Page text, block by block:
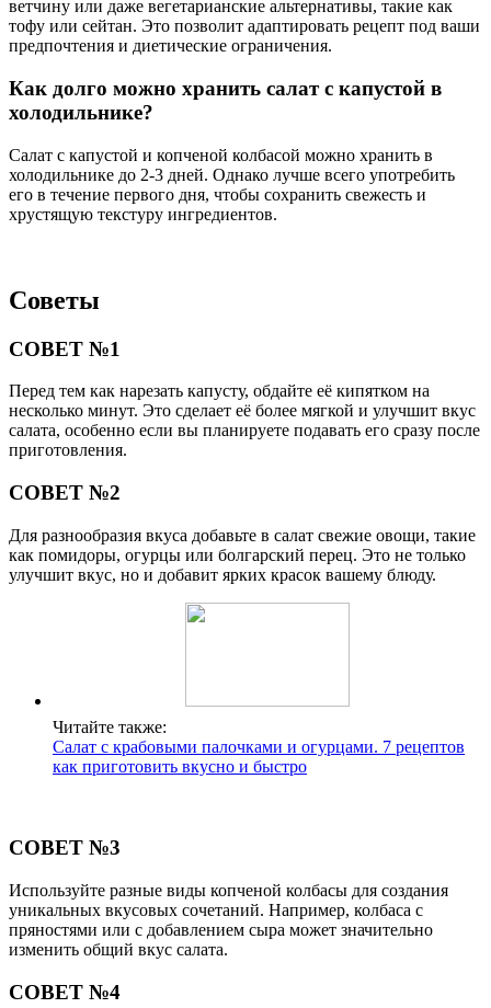
ветчину или даже вегетарианские альтернативы, такие как
тофу или сейтан. Это позволит адаптировать рецепт под ваши
предпочтения и диетические ограничения.
Как долго можно хранить салат с капустой в
холодильнике?
Салат с капустой и копченой колбасой можно хранить в
холодильнике до 2-3 дней. Однако лучше всего употребить
его в течение первого дня, чтобы сохранить свежесть и
хрустящую текстуру ингредиентов.
Советы
СОВЕТ №1
Перед тем как нарезать капусту, обдайте её кипятком на
несколько минут. Это сделает её более мягкой и улучшит вкус
салата, особенно если вы планируете подавать его сразу после
приготовления.
СОВЕТ №2
Для разнообразия вкуса добавьте в салат свежие овощи, такие
как помидоры, огурцы или болгарский перец. Это не только
улучшит вкус, но и добавит ярких красок вашему блюду.
Читайте также:
Салат с крабовыми палочками и огурцами. 7 рецептов
как приготовить вкусно и быстро
СОВЕТ №3
Используйте разные виды копченой колбасы для создания
уникальных вкусовых сочетаний. Например, колбаса с
пряностями или с добавлением сыра может значительно
изменить общий вкус салата.
СОВЕТ №4